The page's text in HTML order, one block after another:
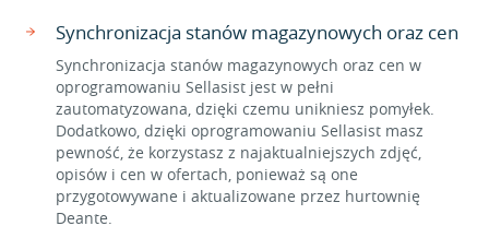
Synchronizacja stanów magazynowych oraz cen
Synchronizacja stanów magazynowych oraz cen w
oprogramowaniu Sellasist jest w pełni
zautomatyzowana, dzięki czemu unikniesz pomyłek.
Dodatkowo, dzięki oprogramowaniu Sellasist masz
pewność, że korzystasz z najaktualniejszych zdjęć,
opisów i cen w ofertach, ponieważ są one
przygotowywane i aktualizowane przez hurtownię
Deante.